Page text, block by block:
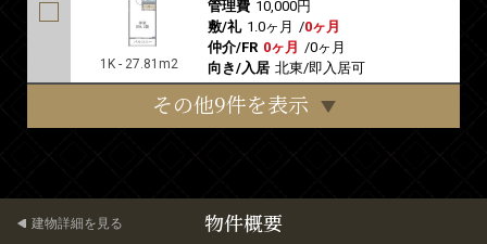
1K - 27.81m2
管理費 10,000円
敷/礼 1.0ヶ月 /0ヶ月
仲介/FR 0ヶ月 /0ヶ月
向き/入居 北東/即入居可
その他9件を表示
物件概要
建物詳細を見る